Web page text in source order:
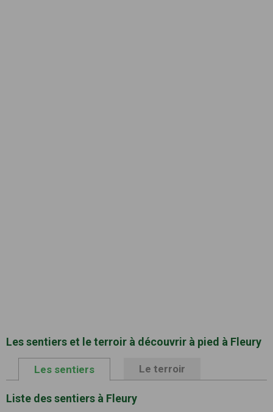
Les sentiers et le terroir à découvrir à pied à Fleury
Les sentiers Le terroir
Liste des sentiers à Fleury